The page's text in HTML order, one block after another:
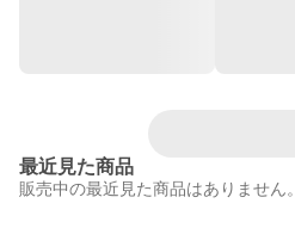
最近見た商品
販売中の最近見た商品はありません。